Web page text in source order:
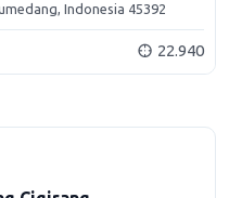
Indonesia 45392
22.940